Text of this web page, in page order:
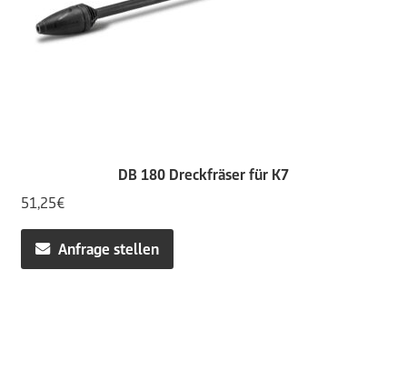
DB 180 Dreckfräser für K7
51,25€
Anfrage stellen